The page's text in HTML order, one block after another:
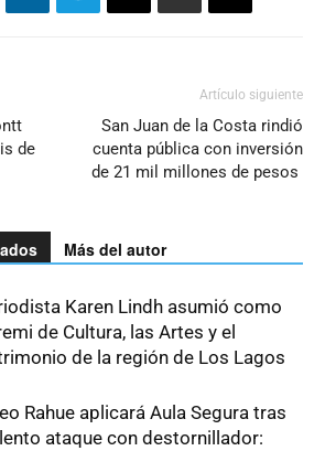
de
Artículo siguiente
San Juan de la Costa rindió
cuenta pública con inversión
de 21 mil millones de pesos
Más del autor
Karen Lindh asumió como
de Cultura, las Artes y el
de la región de Los Lagos
Rahue aplicará Aula Segura tras
ataque con destornillador: